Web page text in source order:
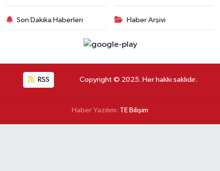
Son Dakika Haberleri Haber Arşivi
RSS Copyright © 2025. Her hakkı saklıdır.
Haber Yazılımı: TE Bilişim